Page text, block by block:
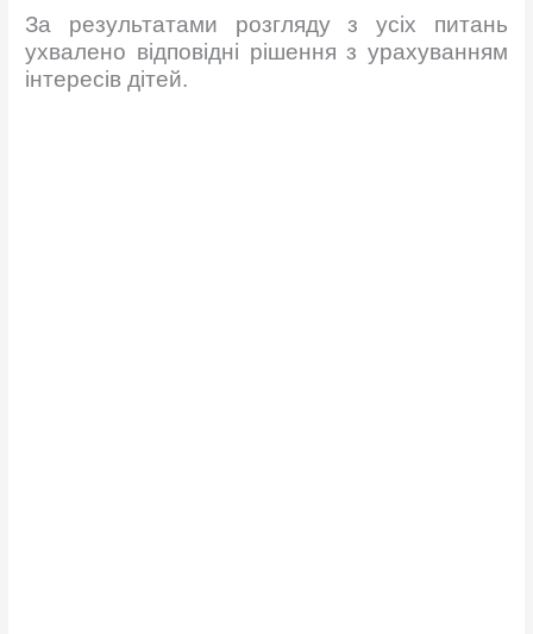
За результатами розгляду з усіх питань
ухвалено відповідні рішення з урахуванням
інтересів дітей.